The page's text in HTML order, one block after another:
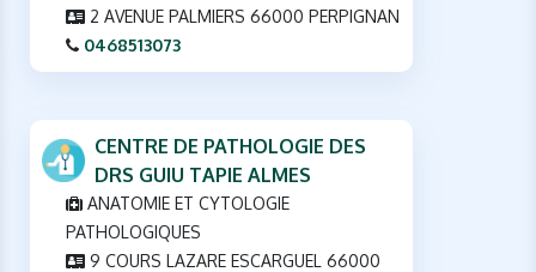
2 AVENUE PALMIERS 66000 PERPIGNAN
0468513073
CENTRE DE PATHOLOGIE DES
DRS GUIU TAPIE ALMES
ANATOMIE ET CYTOLOGIE
PATHOLOGIQUES
9 COURS LAZARE ESCARGUEL 66000